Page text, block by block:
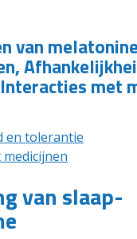
van
met
en tolerantie
van slaap-